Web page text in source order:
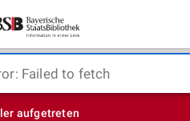
Failed to fetch
aufgetreten